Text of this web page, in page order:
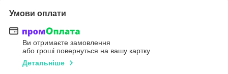
Умови оплати
Ви отримаєте замовлення
або гроші повернуться на вашу картку
Детальніше